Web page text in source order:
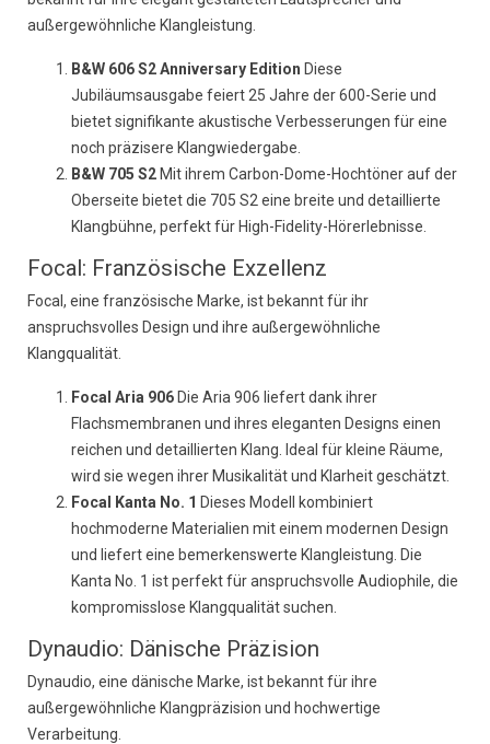
außergewöhnliche Klangleistung.
B&W 606 S2 Anniversary Edition Diese
Jubiläumsausgabe feiert 25 Jahre der 600-Serie und
bietet signifikante akustische Verbesserungen für eine
noch präzisere Klangwiedergabe.
B&W 705 S2 Mit ihrem Carbon-Dome-Hochtöner auf der
Oberseite bietet die 705 S2 eine breite und detaillierte
Klangbühne, perfekt für High-Fidelity-Hörerlebnisse.
Focal: Französische Exzellenz
Focal, eine französische Marke, ist bekannt für ihr
anspruchsvolles Design und ihre außergewöhnliche
Klangqualität.
Focal Aria 906 Die Aria 906 liefert dank ihrer
Flachsmembranen und ihres eleganten Designs einen
reichen und detaillierten Klang. Ideal für kleine Räume,
wird sie wegen ihrer Musikalität und Klarheit geschätzt.
Focal Kanta No. 1 Dieses Modell kombiniert
hochmoderne Materialien mit einem modernen Design
und liefert eine bemerkenswerte Klangleistung. Die
Kanta No. 1 ist perfekt für anspruchsvolle Audiophile, die
kompromisslose Klangqualität suchen.
Dynaudio: Dänische Präzision
Dynaudio, eine dänische Marke, ist bekannt für ihre
außergewöhnliche Klangpräzision und hochwertige
Verarbeitung.